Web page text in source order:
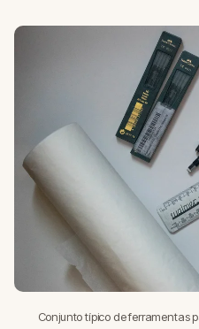
Conjunto típico de ferramentas